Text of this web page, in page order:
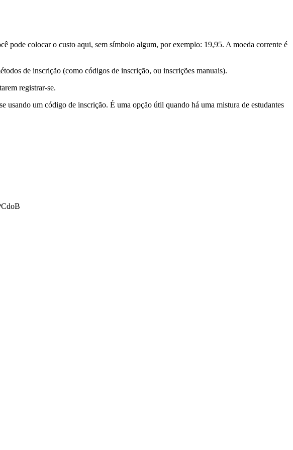
pode colocar o custo aqui, sem símbolo algum, por exemplo: 19,95. A moeda corrente é
de inscrição (como códigos de inscrição, ou inscrições manuais).
registrar-se.
um código de inscrição. É uma opção útil quando há uma mistura de estudantes